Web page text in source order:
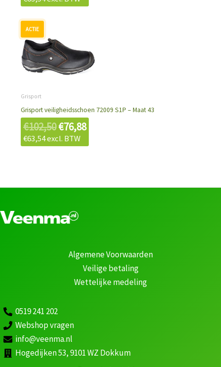
Grisport
Grisport veiligheidsschoen 72009 S1P – Maat 43
€102,50
prijs
was:
€102,50.
€76,88
prijs
is:
€76,88.
€63,54excl. BTW
Algemene Voorwaarden
Veilige betaling
Wettelijke medeling
0519 241 202
Webshop vragen
info@veenma.nl
Hogedijken 53, 9101 WZ Dokkum